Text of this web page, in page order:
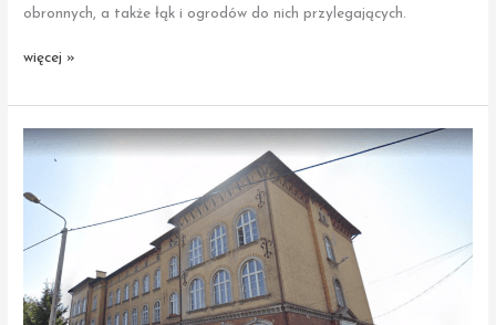
obronnych, a także łąk i ogrodów do nich przylegających.
Grudziądz
więcej »